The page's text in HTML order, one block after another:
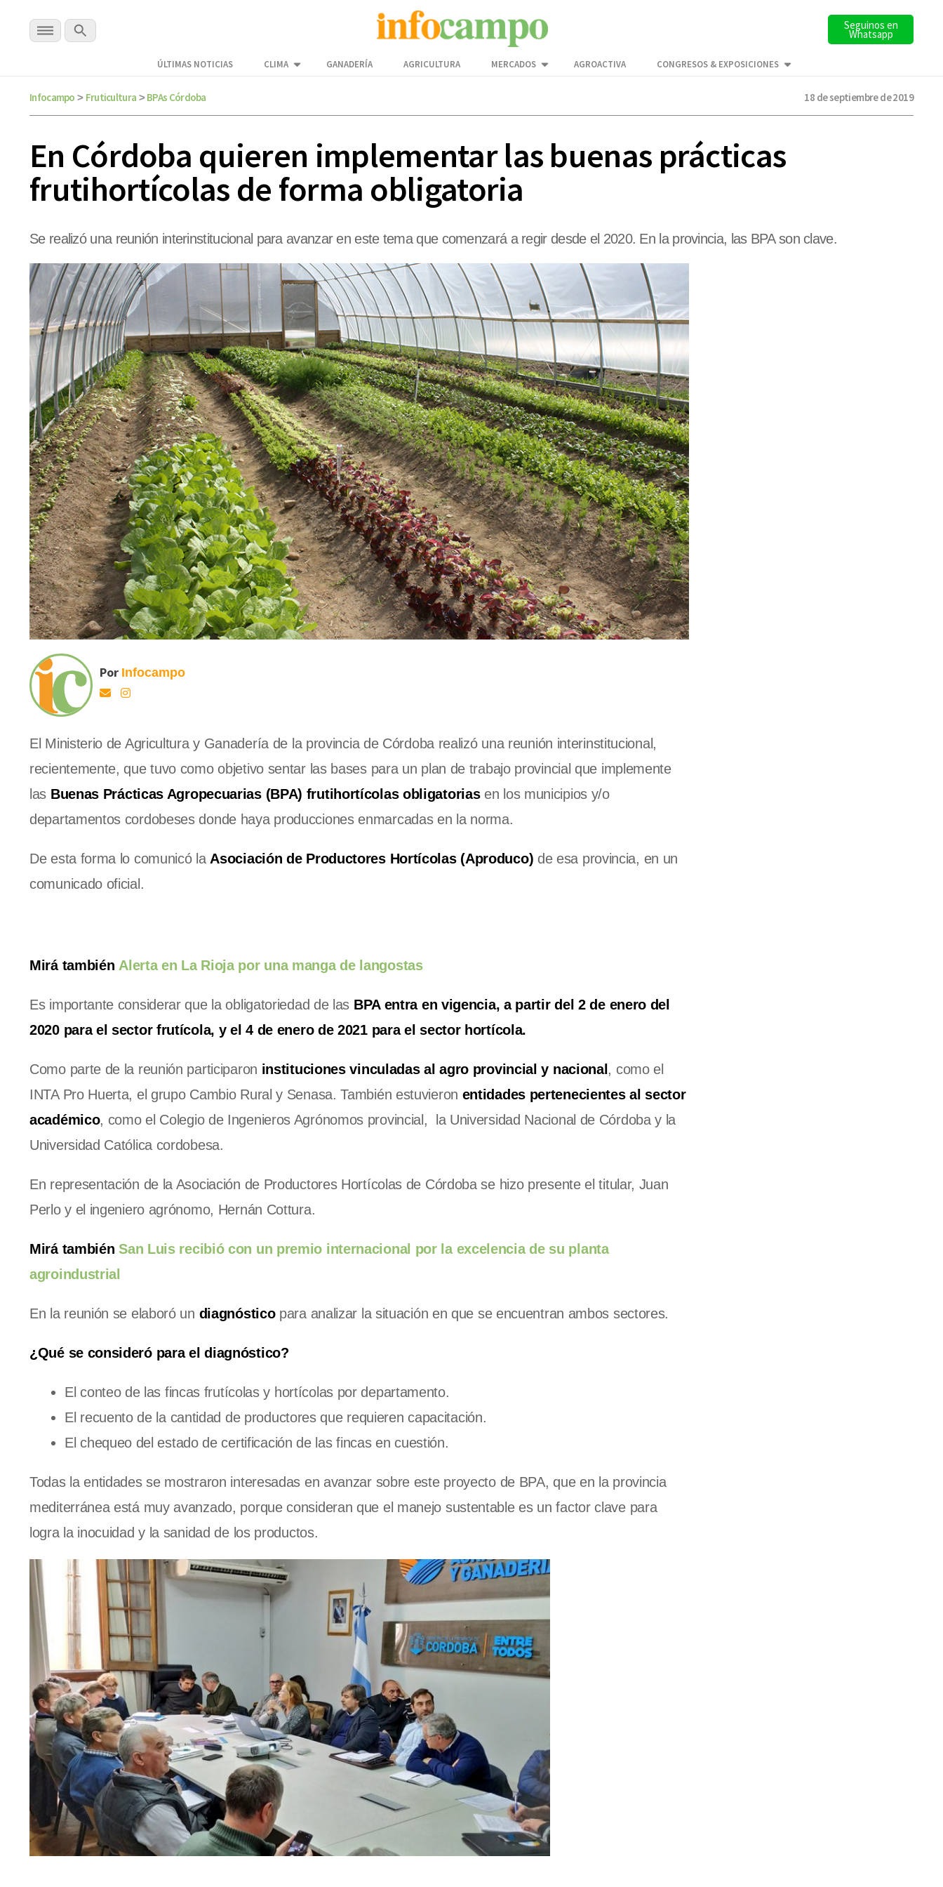
Seguinos en
Whatsapp
ÚLTIMAS NOTICIAS CLIMA GANADERÍA AGRICULTURA MERCADOS AGROACTIVA CONGRESOS & EXPOSICIONES
Infocampo > Fruticultura > BPAs Córdoba 18 de septiembre de 2019
En Córdoba quieren implementar las buenas prácticas
frutihortícolas de forma obligatoria
Se realizó una reunión interinstitucional para avanzar en este tema que comenzará a regir desde el 2020. En la provincia, las BPA son clave.
Por Infocampo
El Ministerio de Agricultura y Ganadería de la provincia de Córdoba realizó una reunión interinstitucional,
recientemente, que tuvo como objetivo sentar las bases para un plan de trabajo provincial que implemente
las Buenas Prácticas Agropecuarias (BPA) frutihortícolas obligatoriasen los municipios y/o
departamentos cordobeses donde haya producciones enmarcadas en la norma.
De esta forma lo comunicó la Asociación de Productores Hortícolas (Aproduco) de esa provincia, en un
comunicado oficial.
Mirá también Alerta en La Rioja por una manga de langostas
Es importante considerar que la obligatoriedad de las BPA entra en vigencia, a partir del 2 de enero del
2020 para el sector frutícola, y el 4 de enero de 2021 para el sector hortícola.
Como parte de la reunión participaron instituciones vinculadas al agro provincial y nacional , como el
INTA Pro Huerta, el grupo Cambio Rural y Senasa. También estuvieron entidades pertenecientes al sector
académico, como el Colegio de Ingenieros Agrónomos provincial, la Universidad Nacional de Córdoba y la
Universidad Católica cordobesa.
En representación de la Asociación de Productores Hortícolas de Córdoba se hizo presente el titular, Juan
Perlo y el ingeniero agrónomo, Hernán Cottura.
Mirá tambiénSan Luis recibió con un premio internacional por la excelencia de su planta
agroindustrial
En la reunión se elaboró un diagnóstico para analizar la situación en que se encuentran ambos sectores.
¿Qué se consideró para el diagnóstico?
El conteo de las fincas frutícolas y hortícolas por departamento.
El recuento de la cantidad de productores que requieren capacitación.
El chequeo del estado de certificación de las fincas en cuestión.
Todas la entidades se mostraron interesadas en avanzar sobre este proyecto de BPA, que en la provincia
mediterránea está muy avanzado, porque consideran que el manejo sustentable es un factor clave para
logra la inocuidad y la sanidad de los productos.